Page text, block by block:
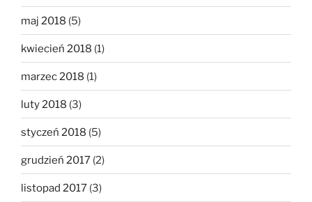
maj 2018 (5)
kwiecień 2018 (1)
marzec 2018 (1)
luty 2018 (3)
styczeń 2018 (5)
grudzień 2017 (2)
listopad 2017 (3)